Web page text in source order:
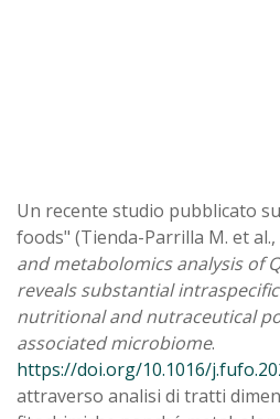
Un recente studio pubblicato
foods" (Tienda-Parrilla M. et al.,
and metabolomics analysis of
reveals substantial
nutritional and nutraceutical
associated microbiome.
https://doi.org/10.1016/
attraverso analisi di tratti